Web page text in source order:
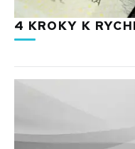
4 KROKY K